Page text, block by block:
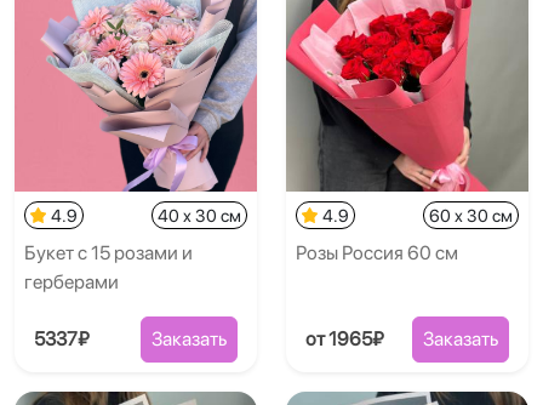
4.9 40 x 30 см
Букет с 15 розами и
герберами
5337₽ Заказать
4.9 60 x 30 см
Розы Россия 60 см
от 1965₽ Заказать